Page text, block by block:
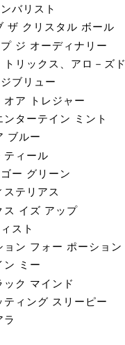
バリスト
ザ クリスタル ボール
ジ オーディナリー
トリックス、アロ－ズド
ブリュー
オア トレジャー
ンターテイン ミント
ブルー
ティール
ー グリーン
ステリアス
ス イズ アップ
スト
ョン フォー ポーション
ン ミー
ック マインド
ティング スリーピー
ラ